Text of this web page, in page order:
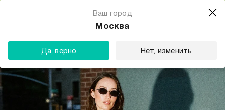
Ваш город
Москва
Да, верно Нет, изменить
Магазин одежды для тебя